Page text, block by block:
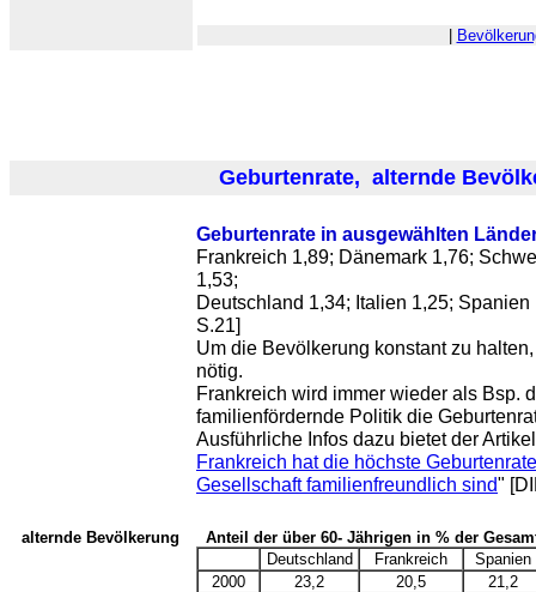
Geburtenrate, alternde
Geburtenrate in ausgewählten
Frankreich 1,89; Dänemark 1,76;
1,53;
Deutschland 1,34; Italien 1,25;
S.21]
Um die Bevölkerung konstant zu
nötig.
Frankreich wird immer wieder als Bsp.
familienfördernde Politik die
Ausführliche Infos dazu bietet der
Frankreich hat die höchste
Gesellschaft familienfreundlich sind"
alternde Bevölkerung
Anteil der über 60- Jährigen in % der
Deutschland
Frankreich
Spanien
2000
23,2 20,5
21,2